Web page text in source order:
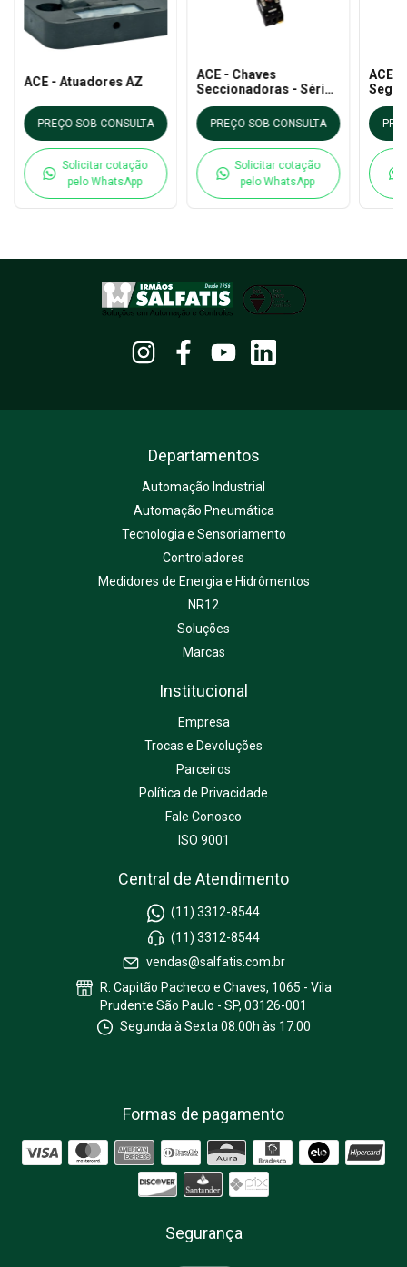
ACE - Atuadores AZ
PREÇO SOB CONSULTA
Solicitar cotação
pelo WhatsApp
ACE - Chaves
Seccionadoras - Série
LB
PREÇO SOB CONSULTA
Solicitar cotação
pelo WhatsApp
ACE
Departamentos
Automação Industrial
Automação Pneumática
Tecnologia e Sensoriamento
Controladores
Medidores de Energia e Hidrômentos
NR12
Soluções
Marcas
Institucional
Empresa
Trocas e Devoluções
Parceiros
Política de Privacidade
Fale Conosco
ISO 9001
Central de Atendimento
(11) 3312-8544
(11) 3312-8544
vendas@salfatis.com.br
R. Capitão Pacheco e Chaves, 1065 - Vila
Prudente São Paulo - SP, 03126-001
Segunda à Sexta 08:00h às 17:00
Formas de pagamento
Segurança